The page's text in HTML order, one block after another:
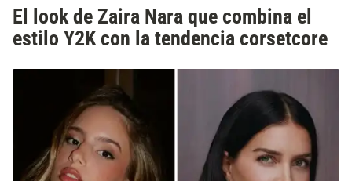
El look de Zaira Nara que combina el
estilo Y2K con la tendencia corsetcore